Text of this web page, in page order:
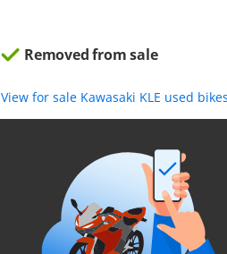
Removed from sale
View for sale Kawasaki KLE used bikes